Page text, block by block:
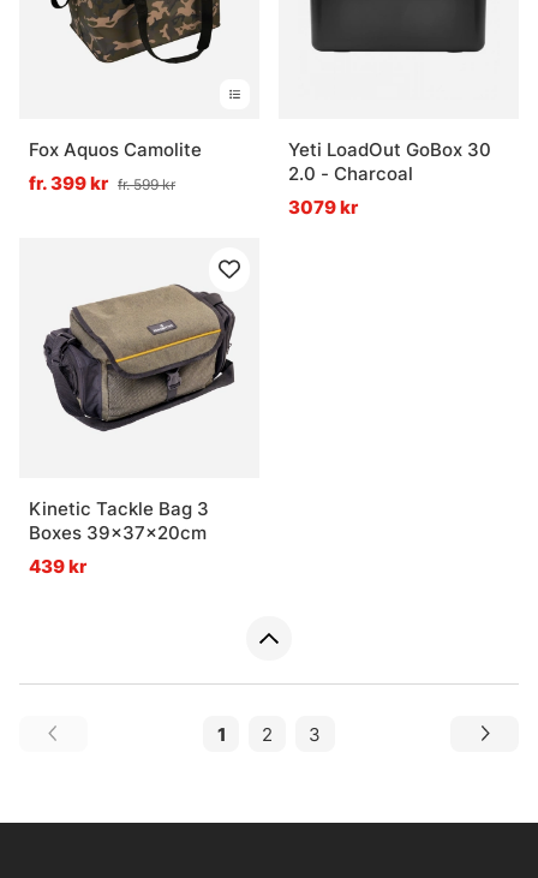
Fox Aquos Camolite
fr. 399 kr fr. 599 kr
Yeti LoadOut GoBox 30
2.0 - Charcoal
3079 kr
Kinetic Tackle Bag 3
Boxes 39x37x20cm
439 kr
1 2 3